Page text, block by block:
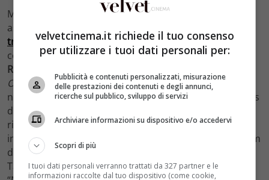
Ma queste non sono le uniche novità di cast che ci
aspettano nella seconda metà di stagione (
trailer
): sappiamo già da tempo che faremo la
conoscenza delpadre di Oswald, interpretato dal Paul
Reubens
Orange is the New Black, comparirà nell’episodio 2×14
nella parte di Jeri, un’enigmatica e appariscente hostess
di un club underground, che darà a Bruce indizi nella
ricerca dell’assassino dei suoi genitori.Michael Bowen
invece, conosciuto per la sua partecipazione nei telefilm
di cultoBreaking Bad
Tarantino) è stato scritturato per interpretare Patrick
velvetcinema.it richiede il tuo consenso
per utilizzare i tuoi dati personali per:
Pubblicità e contenuti personalizzati, misurazione
delle prestazioni dei contenuti e degli annunci,
ricerche sul pubblico, sviluppo di servizi
Archiviare informazioni su dispositivo e/o accedervi
Scopri di più
I tuoi dati personali verranno trattati da 327 partner e le
informazioni raccolte dal tuo dispositivo (come cookie,